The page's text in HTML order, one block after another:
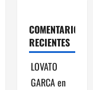
COMENTARIOS
RECIENTES
LOVATO
GARCAen